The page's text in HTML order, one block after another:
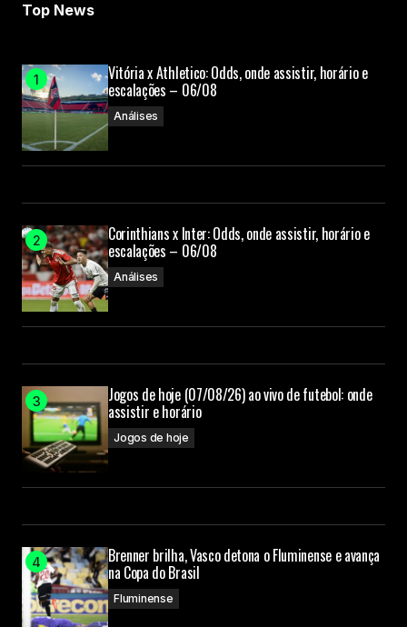
Top News
Vitória x Athletico: Odds, onde assistir, horário e
escalações – 06/08
Análises
Corinthians x Inter: Odds, onde assistir, horário e
escalações – 06/08
Análises
Jogos de hoje (07/08/26) ao vivo de futebol: onde
assistir e horário
Jogos de hoje
Brenner brilha, Vasco detona o Fluminense e avança
na Copa do Brasil
Fluminense